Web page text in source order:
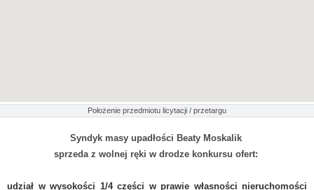
Położenie przedmiotu licytacji / przetargu
Syndyk masy upadłości Beaty Moskalik
sprzeda z wolnej ręki w drodze konkursu ofert:
udział w wysokości 1/4 części w prawie własności nieruchomości